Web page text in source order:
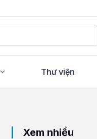
Thư viện
Xem nhiều